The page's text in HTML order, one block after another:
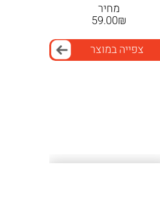
מחיר
₪
59.00
צפייה במוצר